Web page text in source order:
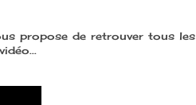
propose de retrouver tous les